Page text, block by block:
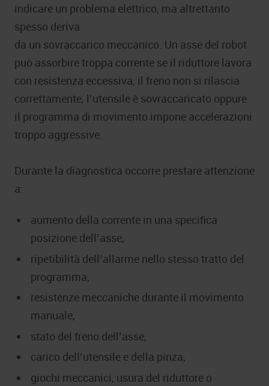
indicare un problema elettrico, ma altrettanto
spesso deriva
da un sovraccarico meccanico. Un asse del robot
può assorbire troppa corrente se il riduttore lavora
con resistenza eccessiva, il freno non si rilascia
correttamente, l’utensile è sovraccaricato oppure
il programma di movimento impone accelerazioni
troppo aggressive.
Durante la diagnostica occorre prestare attenzione
a:
aumento della corrente in una specifica
posizione dell’asse,
ripetibilità dell’allarme nello stesso tratto del
programma,
resistenze meccaniche durante il movimento
manuale,
stato del freno dell’asse,
carico dell’utensile e della pinza,
giochi meccanici, usura del riduttore o